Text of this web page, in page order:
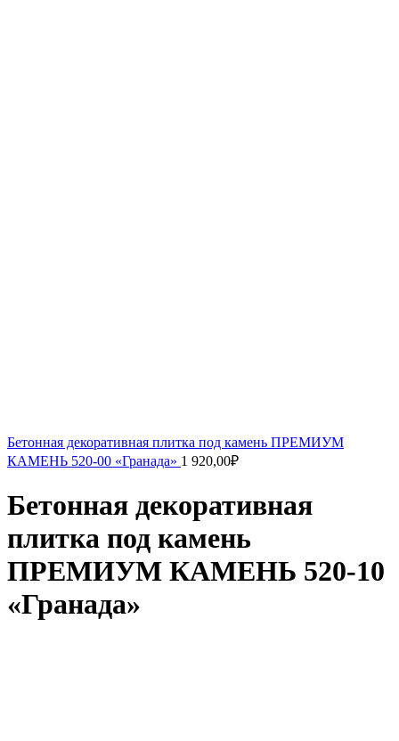
Бетонная декоративная плитка под камень ПРЕМИУМ
КАМЕНЬ 520-00 «Гранада» 1 920,00₽
Бетонная декоративная
плитка под камень
ПРЕМИУМ КАМЕНЬ 520-10
«Гранада»